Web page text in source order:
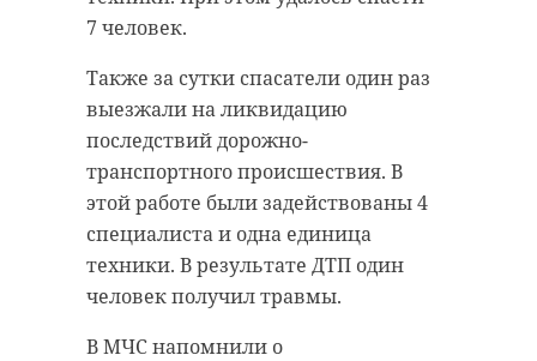
7 человек.
Также за сутки спасатели один раз
выезжали на ликвидацию
последствий дорожно-
транспортного происшествия. В
этой работе были задействованы 4
специалиста и одна единица
техники. В результате ДТП один
человек получил травмы.
В МЧС напомнили о